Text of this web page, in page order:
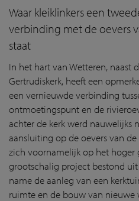
Waar kleiklinkers een
verbinding met de oevers
staat
In het hart van Wetteren, naast
Gertrudiskerk, heeft een
een vernieuwde verbinding
ontmoetingspunt en de
achter de kerk werd nauwelijks
aansluiting op de oevers van
zich voornamelijk op het hoger
grootschalig project bestond
name de aanleg van een
ruimte en de bouw van nieuwe